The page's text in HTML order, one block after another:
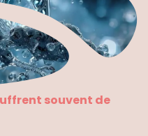
souvent de